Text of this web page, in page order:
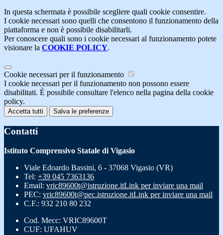
In questa schermata è possibile scegliere quali cookie consentire.
I cookie necessari sono quelli che consentono il funzionamento della
piattaforma e non è possibile disabilitarli.
Per conoscere quali sono i cookie necessari al funzionamento potete
visionare la COOKIE POLICY.
Cookie necessari per il funzionamento
I cookie necessari per il funzionamento non possono essere
disabilitati. È possibile consultare l'elenco nella pagina della cookie
policy.
Accetta tutti Salva le preferenze
Contatti
Istituto Comprensivo Statale di Vigasio
Viale Edoardo Bassini, 6 - 37068 Vigasio (VR)
Tel: +39 045 7363136
Email: vric89600t@istruzione.itLink per inviare una mail
PEC: vric89600t@pec.istruzione.itLink per inviare una mail
C.F.: 932 210 80 232
Cod. Mecc: VRIC89600T
CUF: UFAHUV